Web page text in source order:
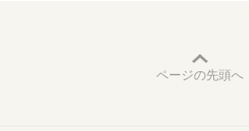
ページの先頭へ